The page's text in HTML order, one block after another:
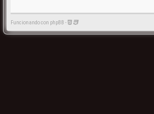
Funcionando con phpBB -